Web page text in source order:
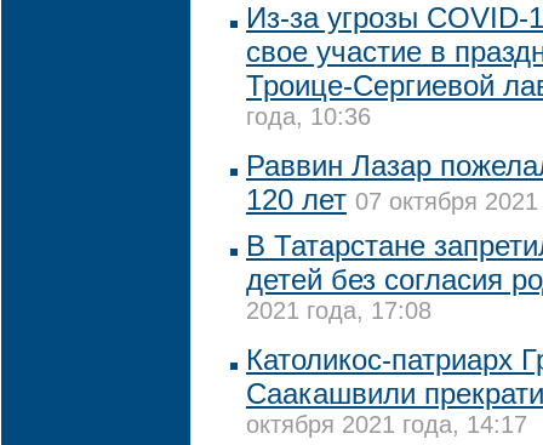
Из-за угрозы COVID-
свое участие в
Троице-Сергиевой
года, 10:36
Раввин Лазар
120 лет 07 октября
В Татарстане
детей без согласия
2021 года, 17:08
Католикос-патриарх
Саакашвили
октября 2021 года, 14:17